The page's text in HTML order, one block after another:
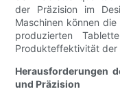
der Präzision im
Maschinen können
produzierten
Produkteffektivität der
Herausforderungen
und Präzision